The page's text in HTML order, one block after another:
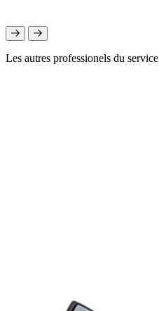
Les autres professionels du service